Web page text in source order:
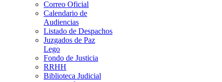
Correo Oficial
Calendario de
Audiencias
Listado de Despachos
Juzgados de Paz
Lego
Fondo de Justicia
RRHH
Biblioteca Judicial